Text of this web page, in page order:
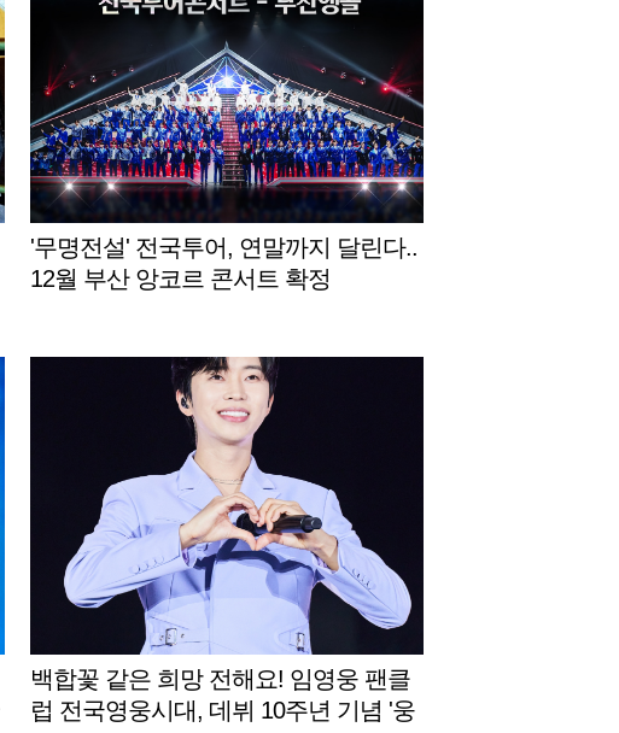
'무명전설' 전국투어, 연말까지 달린다..
12월 부산 앙코르 콘서트 확정
백합꽃 같은 희망 전해요! 임영웅 팬클
럽 전국영웅시대, 데뷔 10주년 기념 '웅